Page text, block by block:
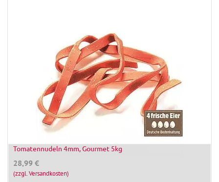
Tomatennudeln 4mm, Gourmet 5kg
28,99 €
(zzgl. Versandkosten)